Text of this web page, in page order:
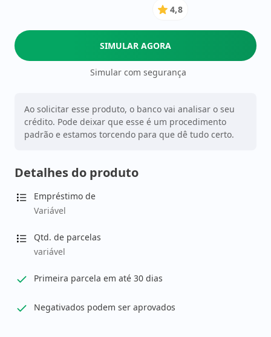
4.8
de
5
4,8
SIMULAR AGORA
Simular com segurança
Ao solicitar esse produto, o banco vai analisar o seu
crédito. Pode deixar que esse é um procedimento
padrão e estamos torcendo para que dê tudo certo.
Detalhes do produto
Empréstimo de
Variável
Qtd. de parcelas
variável
Primeira parcela em até 30 dias
Negativados podem ser aprovados